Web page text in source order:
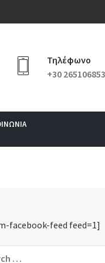
Τηλέφωνο
+30
facebook-feed feed=1]